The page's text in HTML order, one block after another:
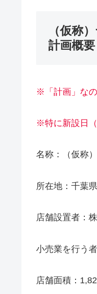
（仮称
計画概要
※「計画」な
※特に新設日
名称：（仮称
所在地：千葉
店舗設置者：
小売業を行う
店舗面積：